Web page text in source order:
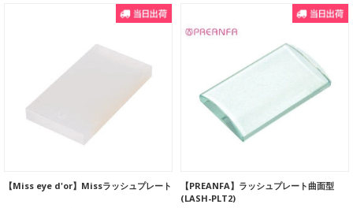
【Miss eye d'or】Missラッシュプレート
【PREANFA】ラッシュプレート曲面型
(LASH-PLT2)